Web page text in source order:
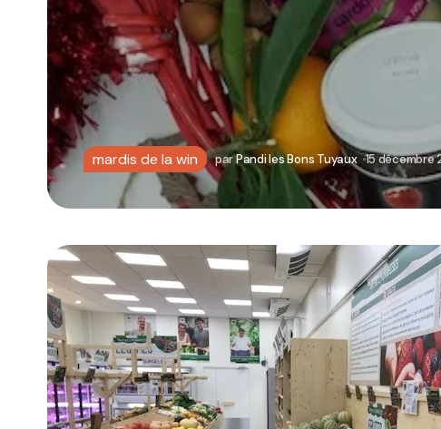
mardis de la win parPandi les Bons Tuyaux 15 décembre